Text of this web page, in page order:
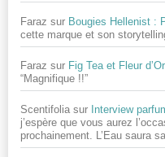
Faraz sur Bougies Hellenist :
cette marque et son
Faraz sur Fig Tea et Fleur
“Magnifique !!”
Scentifolia sur Interview
j’espère que vous aurez
prochainement. L’Eau saura